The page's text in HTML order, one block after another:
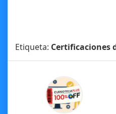
Etiqueta: Certificaciones